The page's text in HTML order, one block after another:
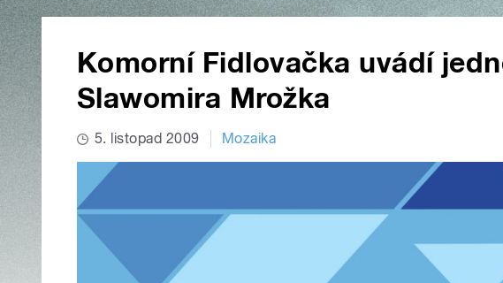
Komorní Fidlovačka uvádí
Slawomira Mrožka
5. listopad 2009 Mozaika